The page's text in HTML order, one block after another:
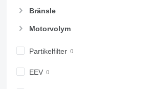
Bränsle
Motorvolym
Partikelfilter
EEV